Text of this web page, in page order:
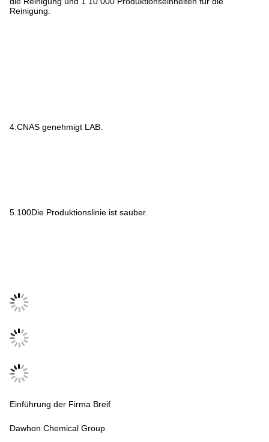
Reinigung.
4.CNAS genehmigt LAB.
5.100Die Produktionslinie ist sauber.
Einführung der Firma Breif
Dawhon Chemical Group